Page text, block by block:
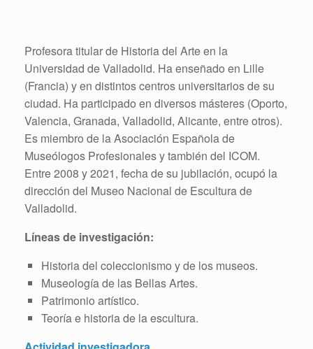
Profesora titular de Historia del Arte en la
Universidad de Valladolid. Ha enseñado en Lille
(Francia) y en distintos centros universitarios de su
ciudad. Ha participado en diversos másteres (Oporto,
Valencia, Granada, Valladolid, Alicante, entre otros).
Es miembro de la Asociación Española de
Museólogos Profesionales y también del ICOM.
Entre 2008 y 2021, fecha de su jubilación, ocupó la
dirección del Museo Nacional de Escultura de
Valladolid.
Líneas de investigación:
Historia del coleccionismo y de los museos.
Museología de las Bellas Artes.
Patrimonio artístico.
Teoría e historia de la escultura.